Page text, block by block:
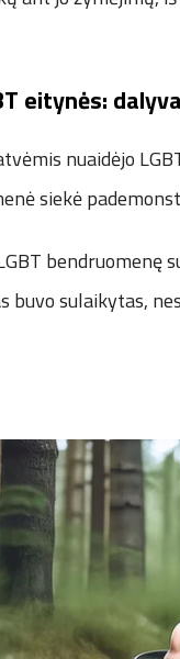
eitynės:
nuaidėjo
siekė
bendruomenę
buvo sulaikytas,